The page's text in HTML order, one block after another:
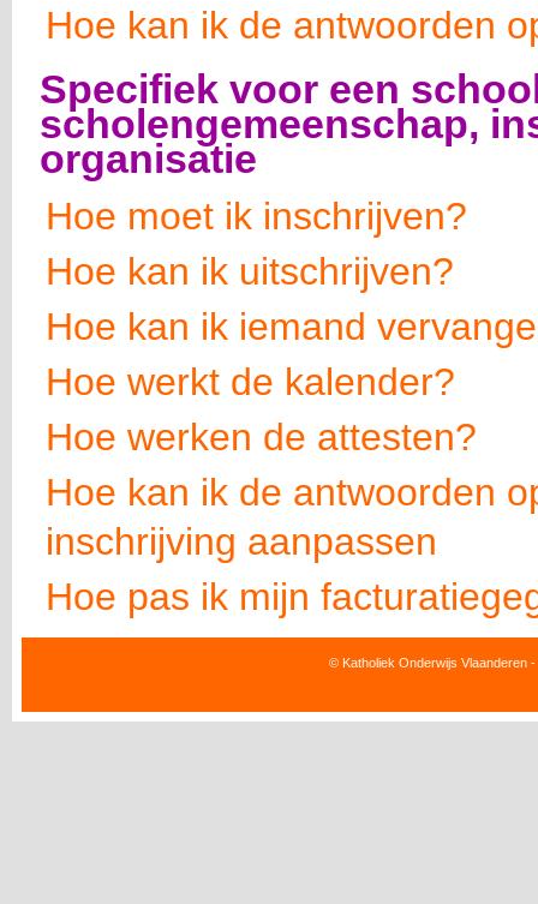
Hoe kan ik de antwoorden
Specifiek voor een
scholengemeenschap,
organisatie
Hoe moet ik inschrijven?
Hoe kan ik uitschrijven?
Hoe kan ik iemand
Hoe werkt de kalender?
Hoe werken de attesten?
Hoe kan ik de antwoorden
inschrijving aanpassen
Hoe pas ik mijn
© Katholiek Onderwijs Vlaanderen